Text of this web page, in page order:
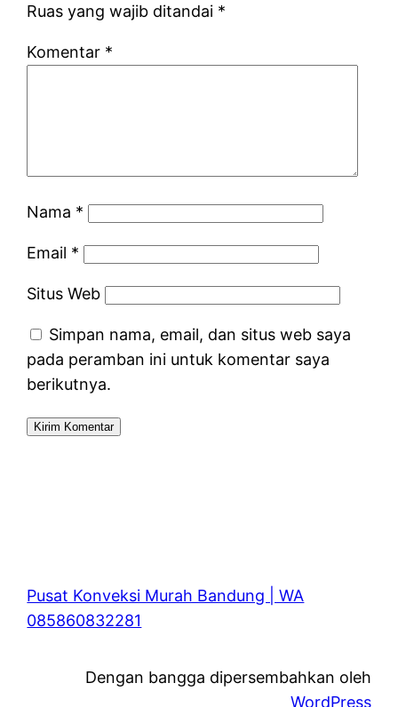
Ruas yang wajib ditandai *
Komentar *
Nama *
Email *
Situs Web
Simpan nama, email, dan situs web saya
pada peramban ini untuk komentar saya
berikutnya.
Pusat Konveksi Murah Bandung | WA
085860832281
Dengan bangga dipersembahkan oleh
WordPress